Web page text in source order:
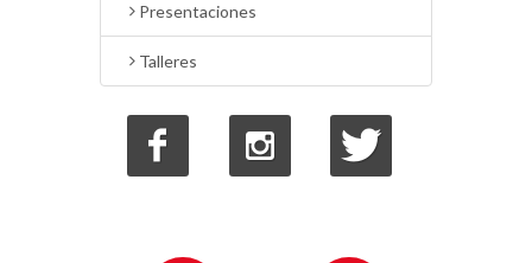
Presentaciones
Talleres